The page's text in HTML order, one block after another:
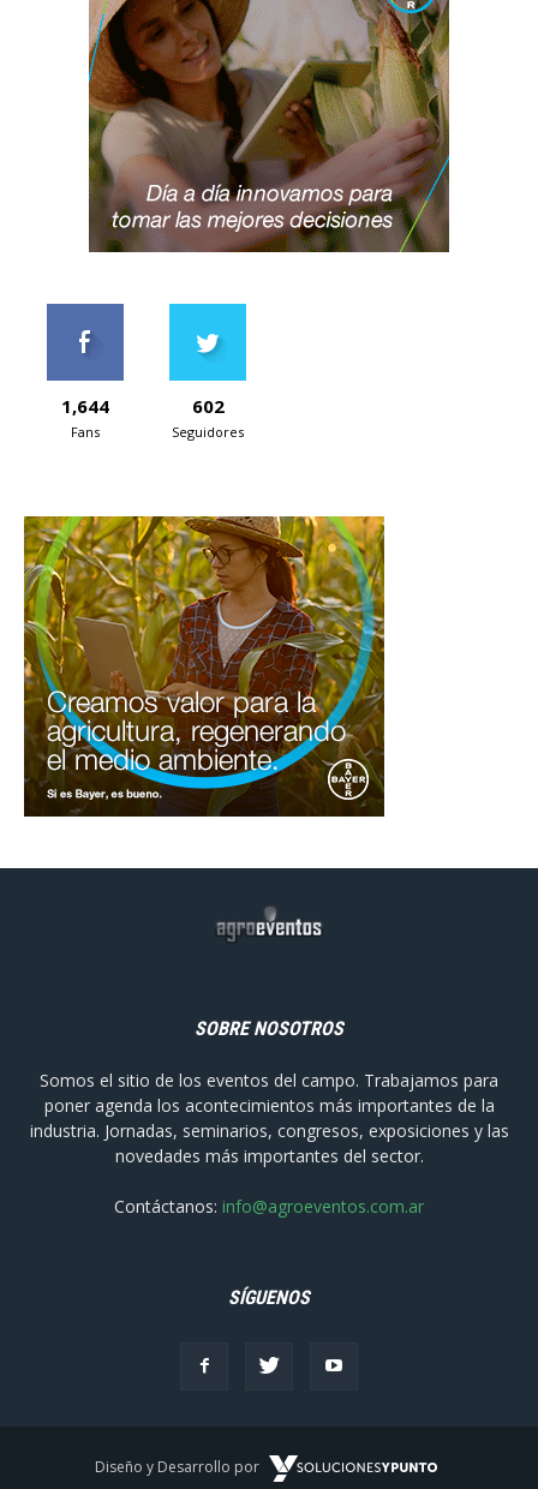
1,644
Fans
602
Seguidores
SOBRE NOSOTROS
Somos el sitio de los eventos del campo. Trabajamos para
poner agenda los acontecimientos más importantes de la
industria. Jornadas, seminarios, congresos, exposiciones y las
novedades más importantes del sector.
Contáctanos: info@agroeventos.com.ar
SÍGUENOS
Diseño y Desarrollo por